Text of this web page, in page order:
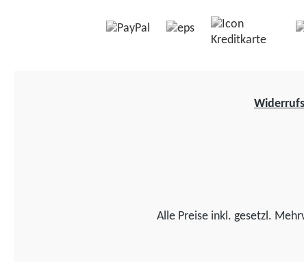
Alle Preise inkl. gesetzl.